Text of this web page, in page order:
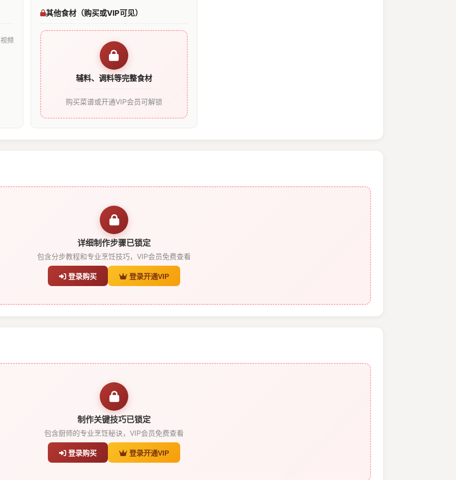
频
其他食材（购买或VIP可见）
辅料、调料等完整食材
购买菜谱或开通VIP会员可解锁
详细制作步骤已锁定
包含分步教程和专业烹饪技巧，VIP会员免费查看
登录购买 登录开通VIP
制作关键技巧已锁定
包含厨师的专业烹饪秘诀，VIP会员免费查看
登录购买 登录开通VIP